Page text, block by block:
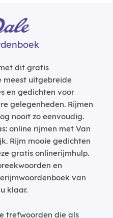
dit gratis
meest uitgebreide
en gedichten voor
gelegenheden. Rijmen
nooit zo eenvoudig.
online rijmen met Van
Rijm mooie gedichten
gratis onlinerijmhulp.
en
van
klaar.
trefwoorden die als